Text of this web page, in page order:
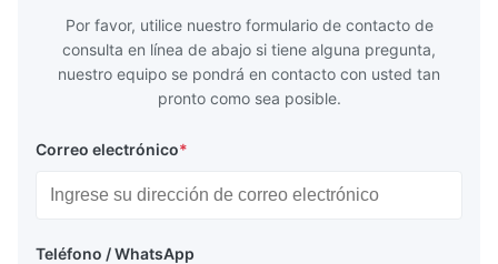
Por favor, utilice nuestro formulario de contacto de
consulta en línea de abajo si tiene alguna pregunta,
nuestro equipo se pondrá en contacto con usted tan
pronto como sea posible.
Correo electrónico*
Teléfono / WhatsApp